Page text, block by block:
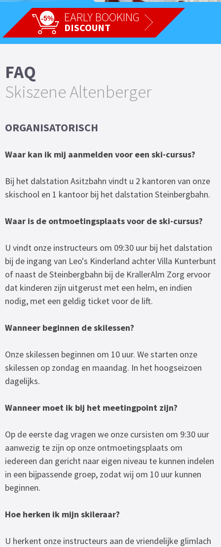
-5% EARLY BOOKING
DISCOUNT
FAQ
Skiszene Altenberger
ORGANISATORISCH
Waar kan ik mij aanmelden voor een ski-cursus?
Bij het dalstation Asitzbahn vindt u 2 kantoren van onze
skischool en 1 kantoor bij het dalstation Steinbergbahn.
Waar is de ontmoetingsplaats voor de ski-cursus?
U vindt onze instructeurs om 09:30 uur bij het dalstation
bij de ingang van Leo's Kinderland achter Villa Kunterbunt
of naast de Steinbergbahn bij de KrallerAlm Zorg ervoor
dat kinderen zijn uitgerust met een helm, en indien
nodig, met een geldig ticket voor de lift.
Wanneer beginnen de skilessen?
Onze skilessen beginnen om 10 uur. We starten onze
skilessen op zondag en maandag. In het hoogseizoen
dagelijks.
Wanneer moet ik bij het meetingpoint zijn?
Op de eerste dag vragen we onze cursisten om 9:30 uur
aanwezig te zijn op onze ontmoetingsplaats om
iedereen dan gericht naar eigen niveau te kunnen indelen
in een bijpassende groep, zodat wij om 10 uur kunnen
beginnen.
Hoe herken ik mijn skileraar?
U herkent onze instructeurs aan de vriendelijke glimlach